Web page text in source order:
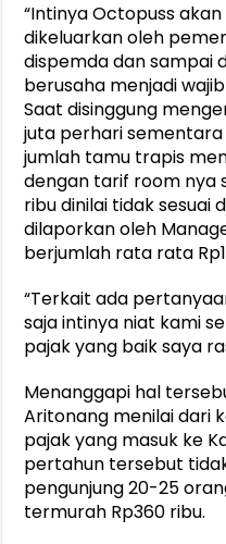
“Intinya Octopuss
dikeluarkan oleh
dispemda dan sampai
berusaha menjadi
Saat disinggung
juta perhari
jumlah tamu trapis
dengan tarif room nya
ribu dinilai tidak sesuai
dilaporkan oleh
berjumlah rata rata
“Terkait ada
saja intinya niat kami
pajak yang baik saya
Menanggapi hal
Aritonang menilai dari
pajak yang masuk ke
pertahun tersebut
pengunjung 20-25
termurah Rp360 ribu.